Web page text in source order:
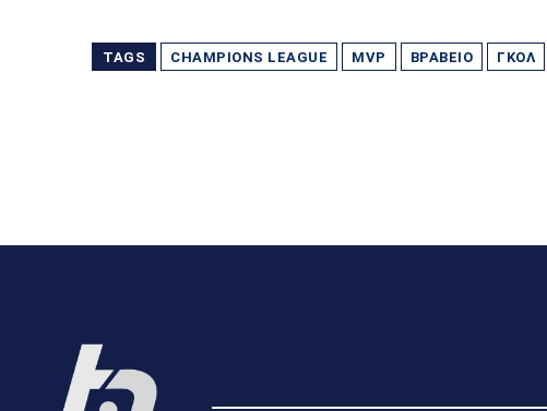
TAGS CHAMPIONS LEAGUE MVP ΒΡΑΒΕΊΟ ΓΚΟΛ